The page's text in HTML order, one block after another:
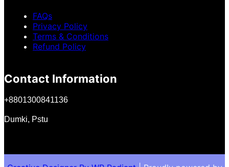
FAQs
Privacy Policy
Terms & Conditions
Refund Policy
Contact Information
+8801300841136
Dumki, Pstu